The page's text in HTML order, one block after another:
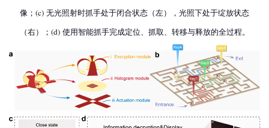
像；(c) 无光照射时抓手处于闭合状态（左），光照下处于绽放状态
（右）；(d) 使用智能抓手完成定位、抓取、转移与释放的全过程。